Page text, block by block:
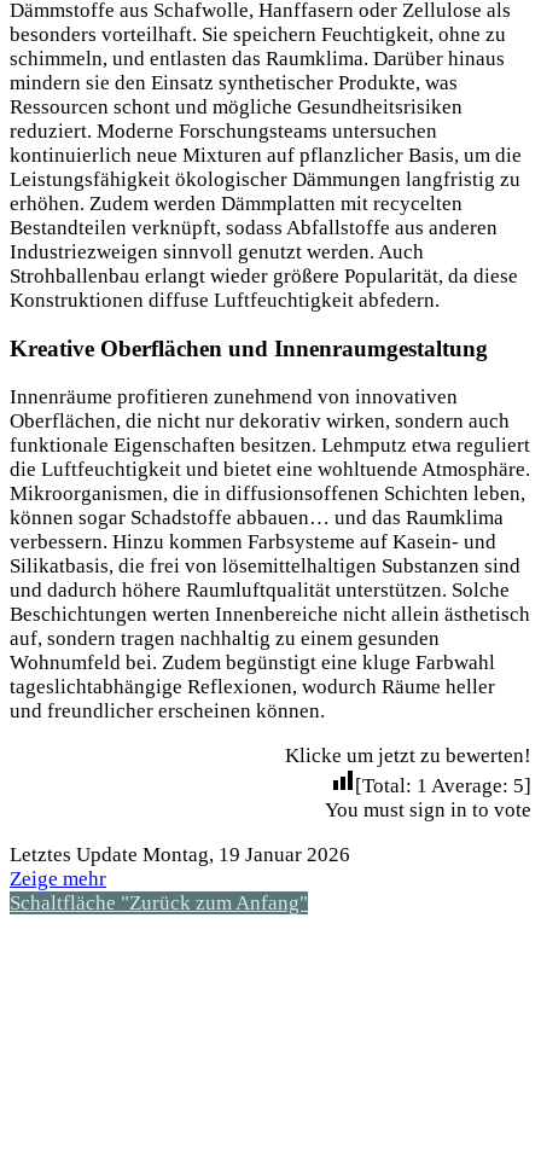
Dämmstoffe aus Schafwolle, Hanffasern oder Zellulose als
besonders vorteilhaft. Sie speichern Feuchtigkeit, ohne zu
schimmeln, und entlasten das Raumklima. Darüber hinaus
mindern sie den Einsatz synthetischer Produkte, was
Ressourcen schont und mögliche Gesundheitsrisiken
reduziert. Moderne Forschungsteams untersuchen
kontinuierlich neue Mixturen auf pflanzlicher Basis, um die
Leistungsfähigkeit ökologischer Dämmungen langfristig zu
erhöhen. Zudem werden Dämmplatten mit recycelten
Bestandteilen verknüpft, sodass Abfallstoffe aus anderen
Industriezweigen sinnvoll genutzt werden. Auch
Strohballenbau erlangt wieder größere Popularität, da diese
Konstruktionen diffuse Luftfeuchtigkeit abfedern.
Kreative Oberflächen und Innenraumgestaltung
Innenräume profitieren zunehmend von innovativen
Oberflächen, die nicht nur dekorativ wirken, sondern auch
funktionale Eigenschaften besitzen. Lehmputz etwa reguliert
die Luftfeuchtigkeit und bietet eine wohltuende Atmosphäre.
Mikroorganismen, die in diffusionsoffenen Schichten leben,
können sogar Schadstoffe abbauen… und das Raumklima
verbessern. Hinzu kommen Farbsysteme auf Kasein- und
Silikatbasis, die frei von lösemittelhaltigen Substanzen sind
und dadurch höhere Raumluftqualität unterstützen. Solche
Beschichtungen werten Innenbereiche nicht allein ästhetisch
auf, sondern tragen nachhaltig zu einem gesunden
Wohnumfeld bei. Zudem begünstigt eine kluge Farbwahl
tageslichtabhängige Reflexionen, wodurch Räume heller
und freundlicher erscheinen können.
Klicke um jetzt zu bewerten!
[Total: 1 Average: 5]
You must sign in to vote
Letztes Update Montag, 19 Januar 2026
Zeige mehr
Schaltfläche "Zurück zum Anfang"